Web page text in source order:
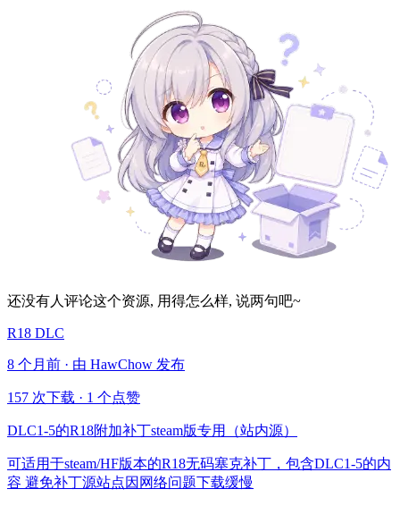
还没有人评论这个资源, 用得怎么样, 说两句吧~
R18 DLC
8 个月前 · 由 HawChow 发布
157 次下载 · 1 个点赞
DLC1-5的R18附加补丁steam版专用（站内源）
可适用于steam/HF版本的R18无码塞克补丁，包含DLC1-5的内
容 避免补丁源站点因网络问题下载缓慢